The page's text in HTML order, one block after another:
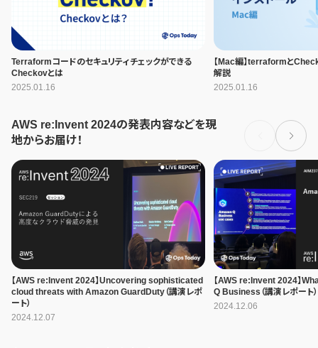
Terraformコードのセキュリティチェックができる
Checkovとは
2025.01.16
【Mac編】terraformと
解説
2025.01.16
AWS re:Invent 2024の発表内容などを現
地からお届け！
【AWS re:Invent 2024】Uncovering sophisticated
cloud threats with Amazon GuardDuty（講演レポ
ート）
2024.12.07
【AWS re:Invent 2024】
Q Business（講演レポート）
2024.12.06